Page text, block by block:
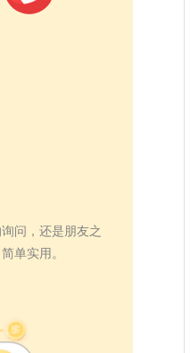
问，还是朋友之
单实用。